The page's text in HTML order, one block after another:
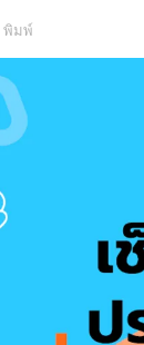
จอร์ (ประเทศไทย) จำกัด
พิมพ์